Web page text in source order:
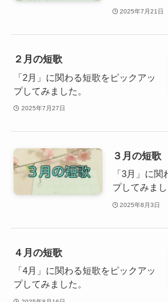
2025年7月21日
２月の短歌
「2月」に関わる短歌をピックアッ
プしてみました。
2025年7月27日
３月の短歌
「3月」に
プしてみまし
2025年8月3日
４月の短歌
「4月」に関わる短歌をピックアッ
プしてみました。